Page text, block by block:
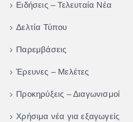
Ειδήσεις – Τελευταία Νέα
Δελτία Τύπου
Παρεμβάσεις
Έρευνες – Μελέτες
Προκηρύξεις – Διαγωνισμοί
Χρήσιμα νέα για εξαγωγείς